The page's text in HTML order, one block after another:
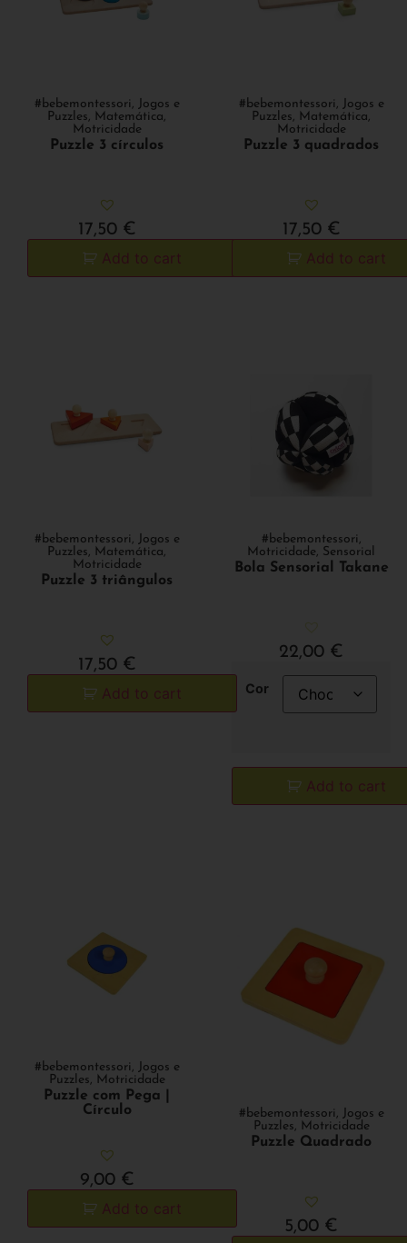
#bebemontessori , Jogos e
Puzzles, Matemática,
Motricidade
Puzzle 3 círculos
17,50 €
Add to cart
#bebemontessori , Jogos e
Puzzles, Matemática,
Motricidade
Puzzle 3 quadrados
17,50 €
Add to cart
#bebemontessori , Jogos e
Puzzles, Matemática,
Motricidade
Puzzle 3 triângulos
17,50 €
Add to cart
#bebemontessori ,
Motricidade, Sensorial
Bola Sensorial Takane
22,00 €
Cor
Add to cart
#bebemontessori ,
Jogos e
Puzzles, Motricidade
Puzzle com Pega |
Círculo
9,00 €
Add to cart
#bebemontessori ,
Jogos e
Puzzles, Motricidade
Puzzle Quadrado
5,00 €